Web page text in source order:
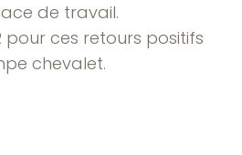
de travail.
pour ces retours positifs
chevalet.